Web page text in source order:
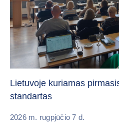
Lietuvoje kuriamas
standartas
2026 m. rugpjūčio 7 d.